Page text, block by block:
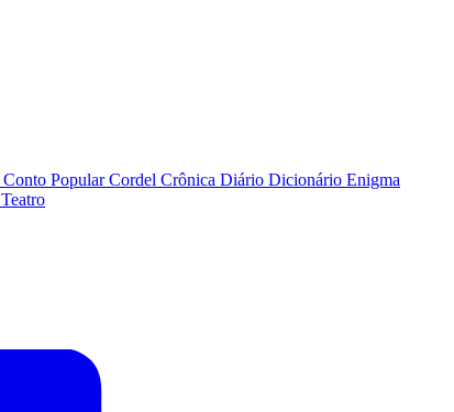
Conto PopularCordel Crônica Diário Dicionário Enigma
Teatro